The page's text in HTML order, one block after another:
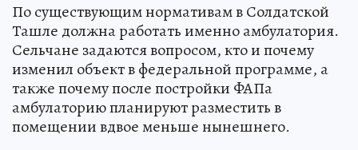
По существующим нормативам в Солдатской
Ташле должна работать именно амбулатория.
Сельчане задаются вопросом, кто и почему
изменил объект в федеральной программе, а
также почему после постройки ФАПа
амбулаторию планируют разместить в
помещении вдвое меньше нынешнего.